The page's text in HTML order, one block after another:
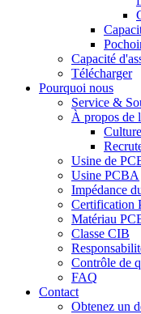
Capacité
Télécharger
Pourquoi nous
Service &
À propos de
Usine de
Usine PCBA
Impédance
Certification
Matériau
Classe CIB
Contrôle de
FAQ
Contact
Obtenez un